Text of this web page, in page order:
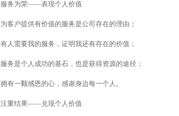
服务为荣——表现个人价值
为客户提供有价值的服务是公司存在的理由；
有人需要我的服务，证明我还有存在的价值；
服务是个人成功的基石，也是获得资源的途径；
拥有一颗感恩的心，感谢身边每一个人。
注重结果——兑现个人价值